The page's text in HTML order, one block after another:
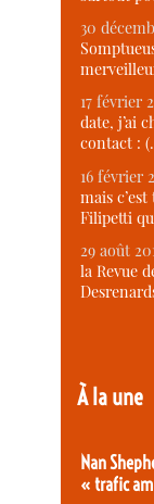
30
17 février
date, j’ai
contact :
16 février
mais
Filipetti
29 août
la Revue
À la une
Nan
« trafic